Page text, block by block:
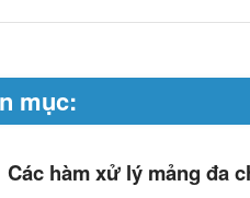
mục:
Các hàm xử lý mảng đa